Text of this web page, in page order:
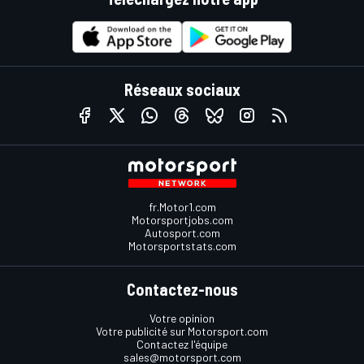
Réseaux sociaux
fr.Motor1.com
Motorsportjobs.com
Autosport.com
Motorsportstats.com
Contactez-nous
Votre opinion
Votre publicité sur Motorsport.com
Contactez l'équipe
sales@motorsport.com